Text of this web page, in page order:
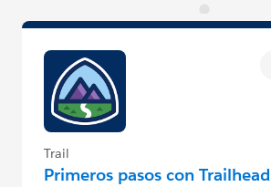
Trail
Primeros pasos con Trailhead